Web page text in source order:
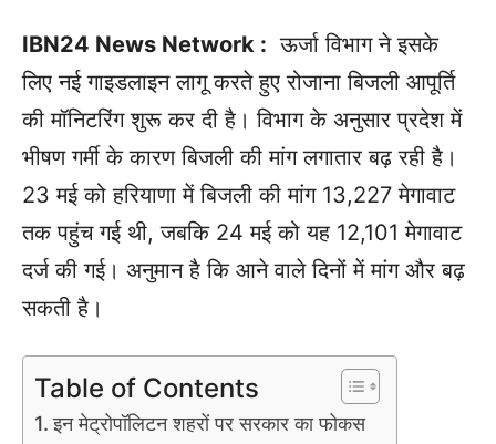
IBN24 News Network : ऊर्जा विभाग ने इसके
लिए नई गाइडलाइन लागू करते हुए रोजाना बिजली आपूर्ति
की मॉनिटरिंग शुरू कर दी है। विभाग के अनुसार प्रदेश में
भीषण गर्मी के कारण बिजली की मांग लगातार बढ़ रही है।
23 मई को हरियाणा में बिजली की मांग 13,227 मेगावाट
तक पहुंच गई थी, जबकि 24 मई को यह 12,101 मेगावाट
दर्ज की गई। अनुमान है कि आने वाले दिनों में मांग और बढ़
सकती है।
Table of Contents
इन मेट्रोपॉलिटन शहरों पर सरकार का फोकस